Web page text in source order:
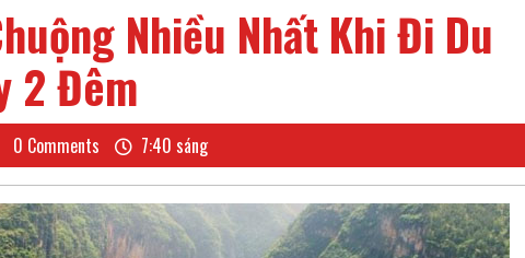
Nhiều Nhất Khi Đi Du
2 Đêm
0 Comments 7:40 sáng